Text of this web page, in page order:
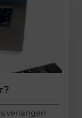
verlangen